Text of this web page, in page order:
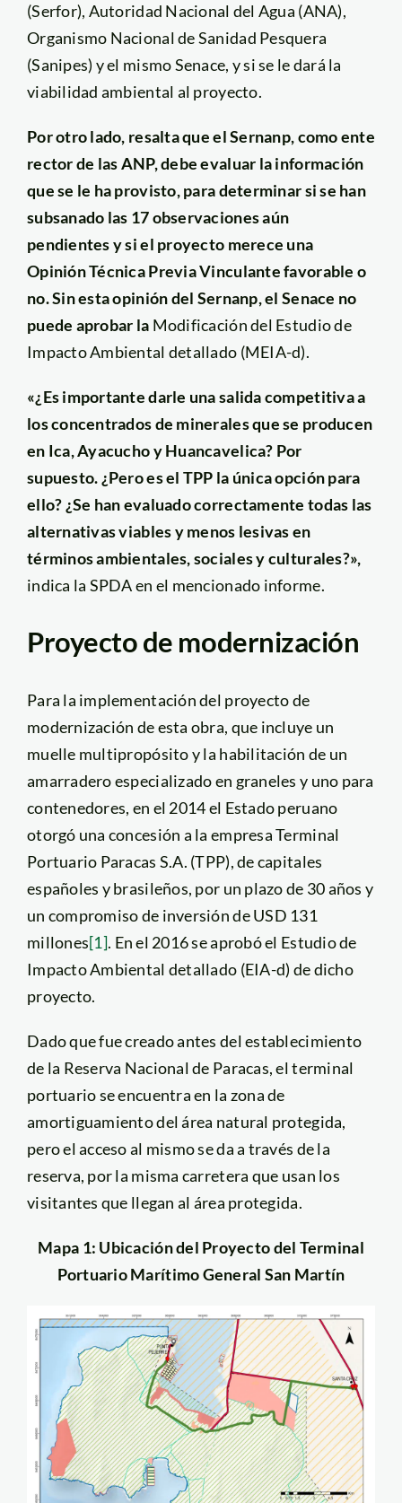
(Serfor), Autoridad Nacional del Agua (ANA),
Organismo Nacional de Sanidad Pesquera
(Sanipes) y el mismo Senace, y si se le dará la
viabilidad ambiental al proyecto.
Por otro lado, resalta que el Sernanp, como ente
rector de las ANP, debe evaluar la información
que se le ha provisto, para determinar si se han
subsanado las 17 observaciones aún
pendientes y si el proyecto merece una
Opinión Técnica Previa Vinculante favorable o
no. Sin esta opinión del Sernanp, el Senace no
puede aprobar la Modificación del Estudio de
Impacto Ambiental detallado (MEIA-d).
«¿Es importante darle una salida competitiva a
los concentrados de minerales que se producen
en Ica, Ayacucho y Huancavelica? Por
supuesto. ¿Pero es el TPP la única opción para
ello? ¿Se han evaluado correctamente todas las
alternativas viables y menos lesivas en
términos ambientales, sociales y culturales?»,
indica la SPDA en el mencionado informe.
Proyecto de modernización
Para la implementación del proyecto de
modernización de esta obra, que incluye un
muelle multipropósito y la habilitación de un
amarradero especializado en graneles y uno para
contenedores, en el 2014 el Estado peruano
otorgó una concesión a la empresa Terminal
Portuario Paracas S.A. (TPP), de capitales
españoles y brasileños, por un plazo de 30 años y
un compromiso de inversión de USD 131
millones[1]. En el 2016 se aprobó el Estudio de
Impacto Ambiental detallado (EIA-d) de dicho
proyecto.
Dado que fue creado antes del establecimiento
de la Reserva Nacional de Paracas, el terminal
portuario se encuentra en la zona de
amortiguamiento del área natural protegida,
pero el acceso al mismo se da a través de la
reserva, por la misma carretera que usan los
visitantes que llegan al área protegida.
Mapa 1: Ubicación del Proyecto del Terminal
Portuario Marítimo General San Martín